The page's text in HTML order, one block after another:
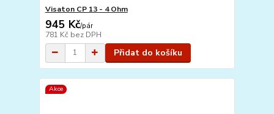
Visaton CP 13 - 4 Ohm
945 Kč/pár
781 Kč bez DPH
Přidat do košíku
Akce